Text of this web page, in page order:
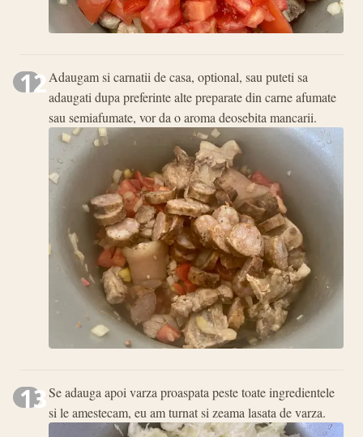
12Adaugam si carnatii de casa, optional, sau puteti sa
adaugati dupa preferinte alte preparate din carne afumate
sau semiafumate, vor da o aroma deosebita mancarii.
13Se adauga apoi varza proaspata peste toate ingredientele
si le amestecam, eu am turnat si zeama lasata de varza.